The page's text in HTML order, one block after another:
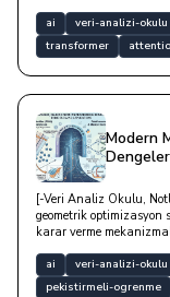
ai veri-analizi-okulu
transformer
Modern
[-Veri Analiz Okulu,
geometrik optimizasyon
karar verme
ai veri-analizi-okulu
pekistirmeli-ogrenme